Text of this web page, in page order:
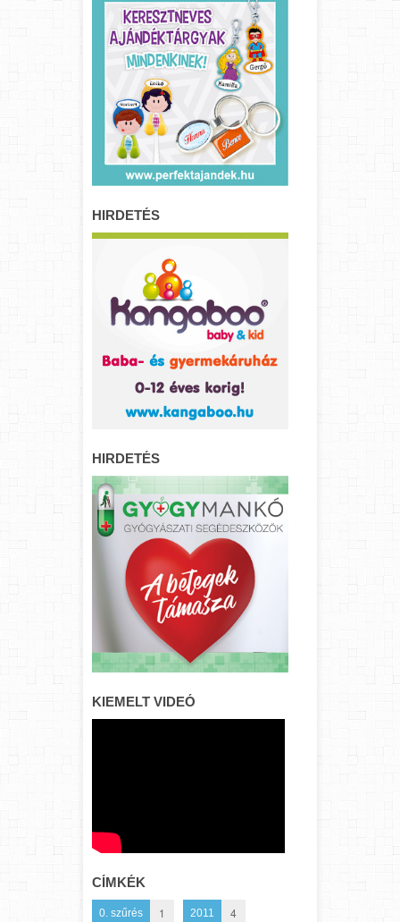
HIRDETÉS
HIRDETÉS
KIEMELT VIDEÓ
CÍMKÉK
0. szűrés 1 2011 4